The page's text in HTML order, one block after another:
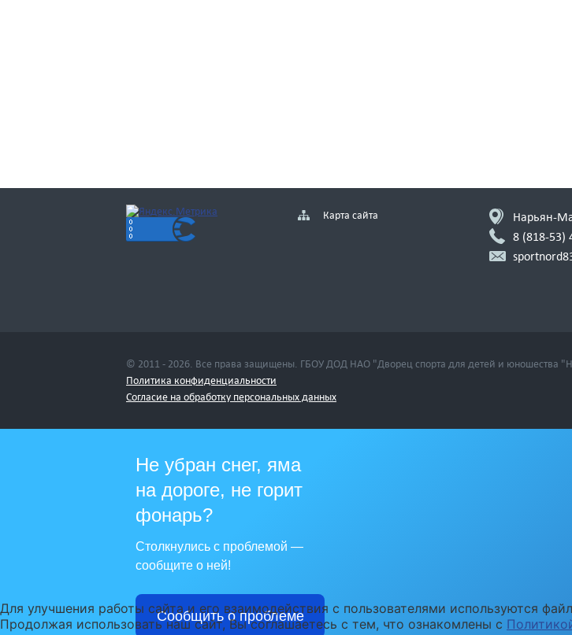
Карта сайта
Нарьян-
8 (818-53)
© 2011 - 2026. Все права защищены. ГБОУ ДОД НАО "Дворец спорта для детей и юношества
Политика конфиденциальности
Cогласие на обработку персональных данных
Не убран снег, яма
на дороге, не горит
фонарь?
Столкнулись с проблемой —
сообщите о ней!
Сообщить о проблеме
Для улучшения работы сайта и его взаимодействия с пользователями используются
Продолжая использовать наш сайт, Вы соглашаетесь с тем, что ознакомлены с